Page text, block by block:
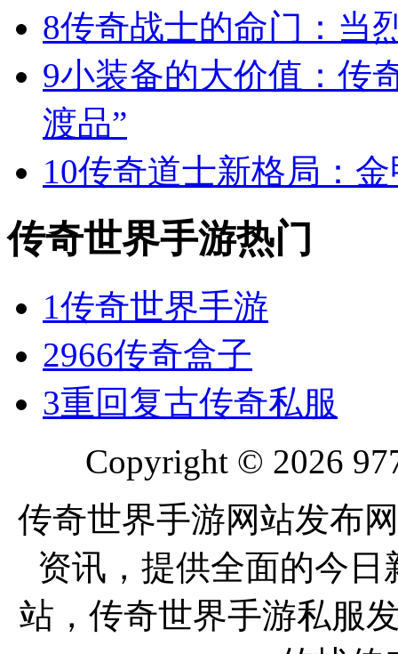
8传奇战士的命门：当
9小装备的大价值：传
渡品”
10传奇道士新格局：
传奇世界手游热门
1传奇世界手游
2966传奇盒子
3重回复古传奇私服
Copyright © 2026
传奇世界手游网站发布
资讯，提供全面的今
站，传奇世界手游私服